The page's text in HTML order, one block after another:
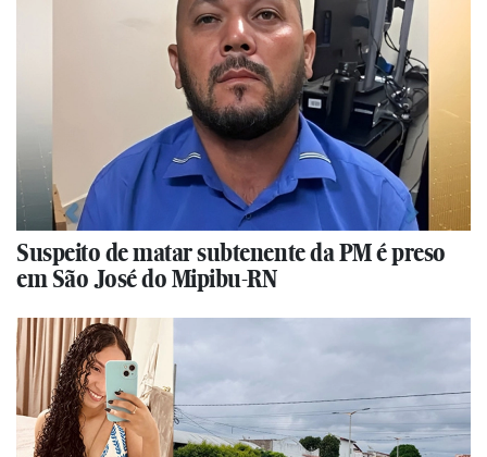
Suspeito de matar subtenente da PM é preso
em São José do Mipibu-RN